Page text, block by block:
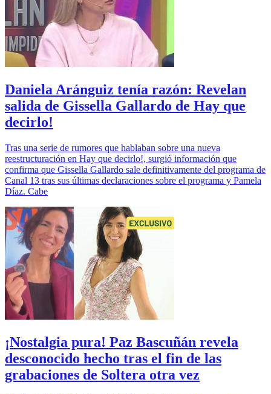
Daniela Aránguiz tenía razón: Revelan
salida de Gissella Gallardo de Hay que
decirlo!
Tras una serie de rumores que hablaban sobre una nueva
reestructuración en Hay que decirlo!, surgió información que
confirma que Gissella Gallardo sale definitivamente del programa de
Canal 13 tras sus últimas declaraciones sobre el programa y Pamela
Díaz. Cabe
¡Nostalgia pura! Paz Bascuñán revela
desconocido hecho tras el fin de las
grabaciones de Soltera otra vez